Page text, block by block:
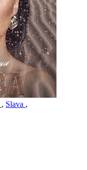
, Slava ,